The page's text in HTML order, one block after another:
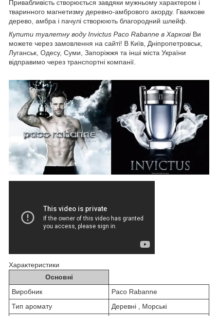
Привабливість створюється завдяки мужньому характером і
тваринного магнетизму деревно-амбрового акорду. Гваякове
дерево, амбра і пачулі створюють благородний шлейф.
Купити туалетну воду Invictus Paco Rabanne в ХарковіВи
можете через замовлення на сайті! В Київ, Дніпропетровськ,
Луганськ, Одесу, Суми, Запоріжжя та інші міста України
відправимо через транспортні компанії.
Характеристики
Основні
Виробник
Paco Rabanne
Тип аромату
Деревні , Морські